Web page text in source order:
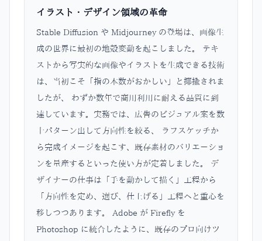
イラスト・デザイン領域の革命
Stable Diffusion や Midjourney の登場は、画像生
成の世界に最初の地殻変動を起こしました。 テキ
ストから写実的な画像やイラストを生成できる技術
は、当初こそ「指の本数がおかしい」と揶揄されま
したが、 わずか数年で商用利用に耐える品質に到
達しています。実務では、広告のビジュアル案を数
十パターン出して方向性を絞る、 ラフスケッチか
ら完成イメージを起こす、既存素材のバリエーショ
ンを量産するといった使い方が定着しました。 デ
ザイナーの仕事は「手を動かして描く」工程から
「方向性を定め、選び、仕上げる」工程へと重心を
移しつつあります。 Adobe が Firefly を
Photoshop に統合したように、既存のプロ向けツ